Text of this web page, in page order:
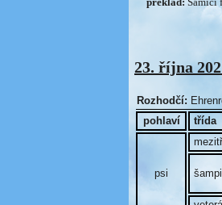
23. října
Rozhodčí:
pohlaví
třída
psi